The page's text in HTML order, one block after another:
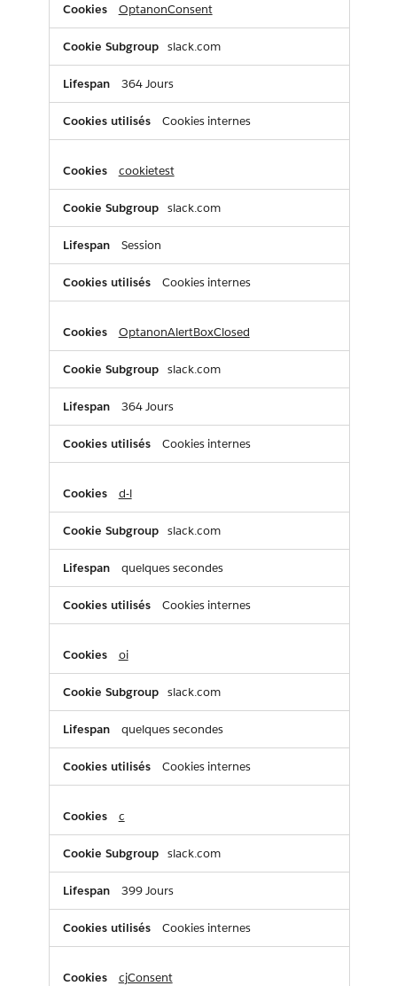
OptanonConsent
slack.com
364 Jours
Cookies internes
cookietest
slack.com
Session
Cookies internes
OptanonAlertBoxClosed
slack.com
364 Jours
Cookies internes
d-l
slack.com
quelques secondes
Cookies internes
oi
slack.com
quelques secondes
Cookies internes
c
slack.com
399 Jours
Cookies internes
cjConsent